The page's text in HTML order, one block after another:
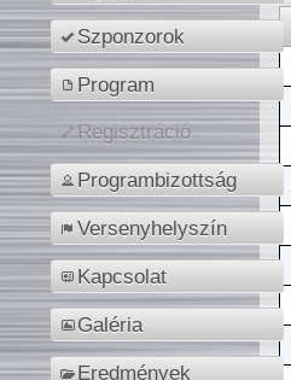
Szponzorok
Program
Regisztráció
Programbizottság
Versenyhelyszín
Kapcsolat
Galéria
Eredmények